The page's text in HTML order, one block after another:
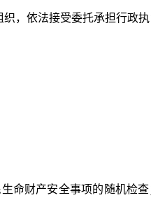
，依法接受委托承担行政
命财产安全事项的随机检